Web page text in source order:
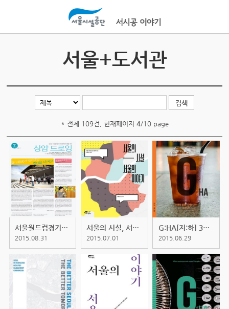
서울+도서관
* 전체 109건, 현재페이지 4/10 page
서울월드컵경기장 상암포럼 소식지 ...
2015.08.31
서울의 시설, 서울의 이야기 (2015 ...
2015.07.01
G:HA[지:하] 3호 - 과열된 삶을 식...
2015.06.29